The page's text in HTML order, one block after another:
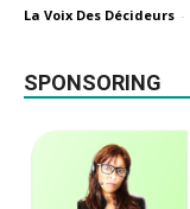
La Voix Des Décideurs -
SPONSORING